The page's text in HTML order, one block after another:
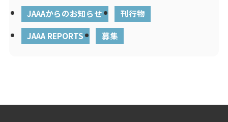
JAAAからのお知らせ
刊行物
JAAA REPORTS
募集